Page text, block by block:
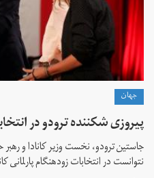
جهان
پیروزی شکننده ترودو در
جاستین ترودو، نخست وزیر کانادا و
نتوانست در انتخابات زود‌هنگام